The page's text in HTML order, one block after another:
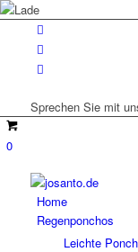
Sprechen Sie mit
0
Home
Regenponchos
Leichte